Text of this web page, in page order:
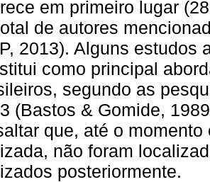
em primeiro lugar
de autores
2013). Alguns estudos
como principal
segundo as
(Bastos & Gomide,
que, até o
não foram
posteriormente.